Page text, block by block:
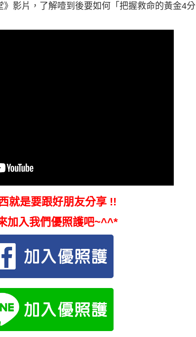
影片，了解噎到後要如何「把握救命的黃金4分
就是要跟好朋友分享 !!
加入我們優照護吧~^^*